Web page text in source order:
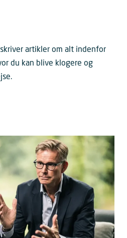
artikler om alt indenfor
du kan blive klogere og